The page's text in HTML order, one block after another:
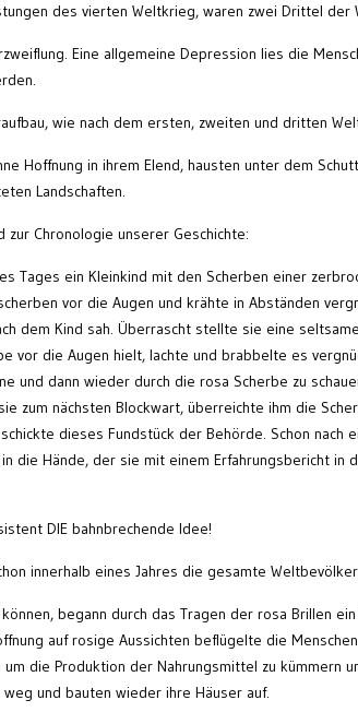
des vierten Weltkrieg, waren zwei Drittel
Eine allgemeine Depression lies die
wie nach dem ersten, zweiten und dritten
Hoffnung in ihrem Elend, hausten unter dem
Landschaften.
zur Chronologie unserer Geschichte:
Tages ein Kleinkind mit den Scherben einer
vor die Augen und krähte in Abständen
dem Kind sah. Überrascht stellte sie eine
vor die Augen hielt, lachte und brabbelte es
und dann wieder durch die rosa Scherbe zu
zum nächsten Blockwart, überreichte ihm die
dieses Fundstück der Behörde. Schon nach
die Hände, der sie mit einem Erfahrungsbericht in
DIE bahnbrechende Idee!
innerhalb eines Jahres die gesamte
begann durch das Tragen der rosa Brillen
auf rosige Aussichten beflügelte die
die Produktion der Nahrungsmittel zu kümmern
und bauten wieder ihre Häuser auf.